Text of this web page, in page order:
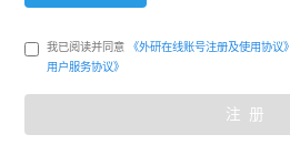
我已阅读并同意 《外研在线账号注册及使用协议》
用户服务协议》
注册